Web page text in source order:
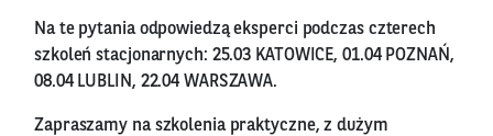
Na te pytania odpowiedzą eksperci podczas czterech
szkoleń stacjonarnych: 25.03 KATOWICE, 01.04 POZNAŃ,
08.04 LUBLIN, 22.04 WARSZAWA.
Zapraszamy na szkolenia praktyczne, z dużym